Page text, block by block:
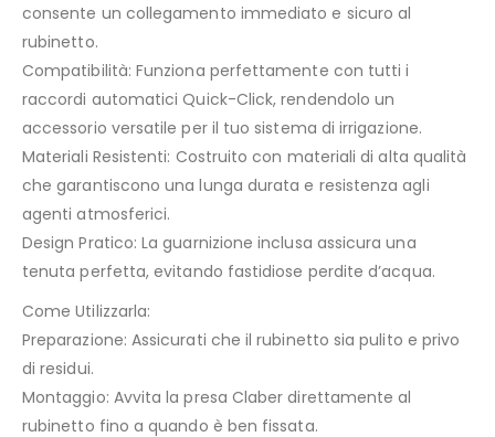
consente un collegamento immediato e sicuro al
rubinetto.
Compatibilità: Funziona perfettamente con tutti i
raccordi automatici Quick-Click, rendendolo un
accessorio versatile per il tuo sistema di irrigazione.
Materiali Resistenti: Costruito con materiali di alta qualità
che garantiscono una lunga durata e resistenza agli
agenti atmosferici.
Design Pratico: La guarnizione inclusa assicura una
tenuta perfetta, evitando fastidiose perdite d’acqua.
Come Utilizzarla:
Preparazione: Assicurati che il rubinetto sia pulito e privo
di residui.
Montaggio: Avvita la presa Claber direttamente al
rubinetto fino a quando è ben fissata.